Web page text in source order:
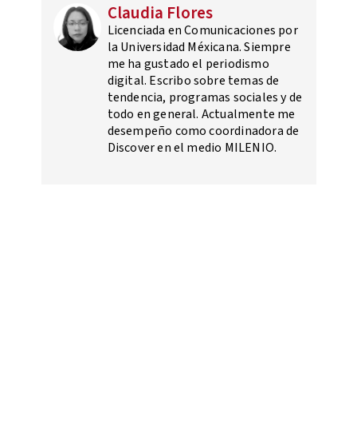
Claudia Flores
Licenciada en Comunicaciones por
la Universidad Méxicana. Siempre
me ha gustado el periodismo
digital. Escribo sobre temas de
tendencia, programas sociales y de
todo en general. Actualmente me
desempeño como coordinadora de
Discover en el medio MILENIO.